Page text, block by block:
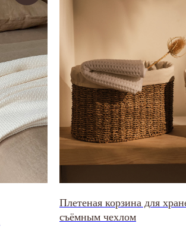
Плетеная корзина для
съёмным чехлом